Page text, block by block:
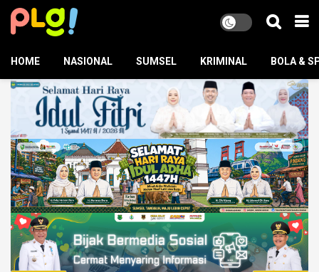
HOME NASIONAL SUMSEL KRIMINAL BOLA &